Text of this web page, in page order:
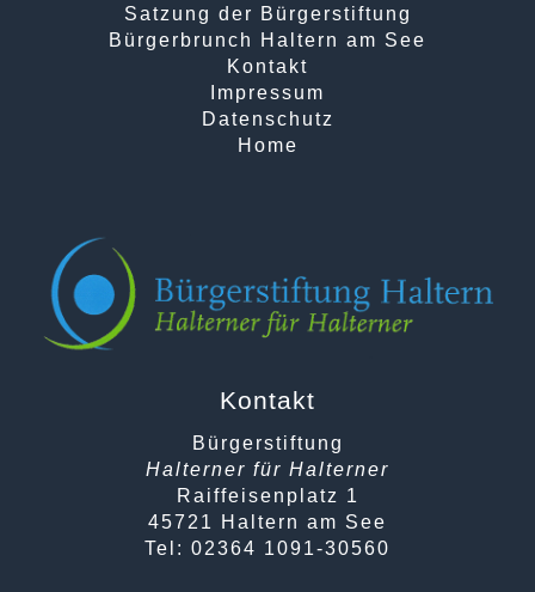
Satzung der Bürgerstiftung
Bürgerbrunch Haltern am See
Kontakt
Impressum
Datenschutz
Home
Kontakt
Bürgerstiftung
Halterner für Halterner
Raiffeisenplatz 1
45721 Haltern am See
Tel: 02364 1091-30560